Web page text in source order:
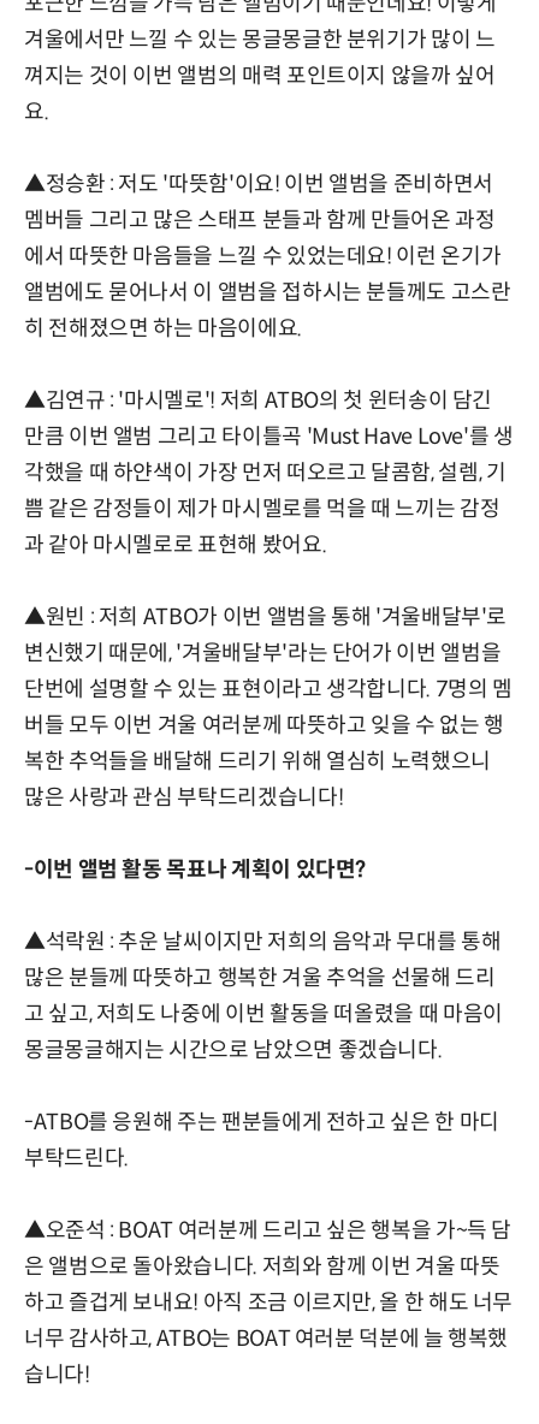
겨울에서만 느낄 수 있는 몽글몽글한 분위기가 많이 느
껴지는 것이 이번 앨범의 매력 포인트이지 않을까 싶어
요.
▲정승환 : 저도 '따뜻함'이요! 이번 앨범을 준비하면서
멤버들 그리고 많은 스태프 분들과 함께 만들어온 과정
에서 따뜻한 마음들을 느낄 수 있었는데요! 이런 온기가
앨범에도 묻어나서 이 앨범을 접하시는 분들께도 고스란
히 전해졌으면 하는 마음이에요.
▲김연규 : '마시멜로'! 저희 ATBO의 첫 윈터송이 담긴
만큼 이번 앨범 그리고 타이틀곡 'Must Have Love'를 생
각했을 때 하얀색이 가장 먼저 떠오르고 달콤함, 설렘, 기
쁨 같은 감정들이 제가 마시멜로를 먹을 때 느끼는 감정
과 같아 마시멜로로 표현해 봤어요.
▲원빈 : 저희 ATBO가 이번 앨범을 통해 '겨울배달부'로
변신했기 때문에, '겨울배달부'라는 단어가 이번 앨범을
단번에 설명할 수 있는 표현이라고 생각합니다. 7명의 멤
버들 모두 이번 겨울 여러분께 따뜻하고 잊을 수 없는 행
복한 추억들을 배달해 드리기 위해 열심히 노력했으니
많은 사랑과 관심 부탁드리겠습니다!
-이번 앨범 활동 목표나 계획이 있다면?
▲석락원 : 추운 날씨이지만 저희의 음악과 무대를 통해
많은 분들께 따뜻하고 행복한 겨울 추억을 선물해 드리
고 싶고, 저희도 나중에 이번 활동을 떠올렸을 때 마음이
몽글몽글해지는 시간으로 남았으면 좋겠습니다.
-ATBO를 응원해 주는 팬분들에게 전하고 싶은 한 마디
부탁드린다.
▲오준석 : BOAT 여러분께 드리고 싶은 행복을 가~득 담
은 앨범으로 돌아왔습니다. 저희와 함께 이번 겨울 따뜻
하고 즐겁게 보내요! 아직 조금 이르지만, 올 한 해도 너무
너무 감사하고, ATBO는 BOAT 여러분 덕분에 늘 행복했
습니다!